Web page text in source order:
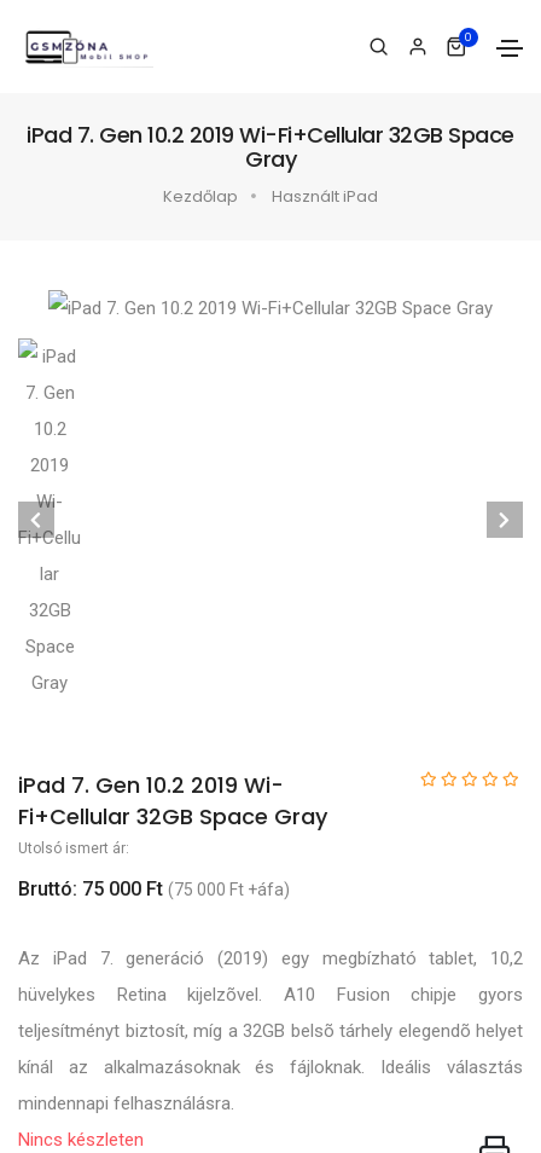
0
iPad 7. Gen 10.2 2019 Wi-Fi+Cellular 32GB Space
Gray
Kezdőlap Használt iPad
iPad 7. Gen 10.2 2019 Wi-
Fi+Cellular 32GB Space Gray
Utolsó ismert ár:
Bruttó: 75 000 Ft (75 000 Ft +áfa)
Az iPad 7. generáció (2019) egy megbízható tablet, 10,2
hüvelykes Retina kijelzõvel. A10 Fusion chipje gyors
teljesítményt biztosít, míg a 32GB belsõ tárhely elegendõ helyet
kínál az alkalmazásoknak és fájloknak. Ideális választás
mindennapi felhasználásra.
Nincs készleten